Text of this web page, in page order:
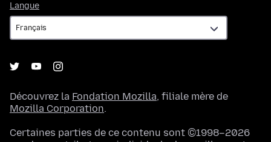
Langue
Découvrez la Fondation Mozilla, filiale mère de
Mozilla Corporation.
Certaines parties de ce contenu sont ©1998–2026